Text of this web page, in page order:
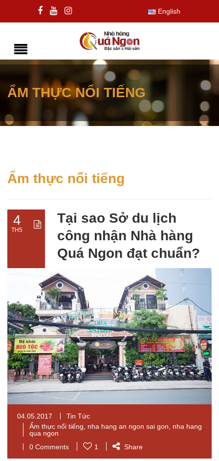
English
ẨM THỰC NỔI TIẾNG
Ẩm thực nổi tiếng
4
TH5
Tại sao Sở du lịch
công nhận Nhà hàng
Quá Ngon đạt chuẩn?
04.05.2017
Tin Tức
Ẩm thực nổi tiếng
nha hang an ngon sai gon
nha hang
qua ngon
0 Comments
1 Share